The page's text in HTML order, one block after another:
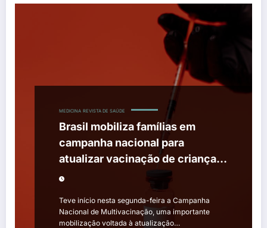
MEDICINA REVISTA DE SAÚDE
Brasil mobiliza famílias em
campanha nacional para
atualizar vacinação de crianças
e adolescentes
Teve início nesta segunda-feira a Campanha
Nacional de Multivacinação, uma importante
mobilização voltada à atualização…